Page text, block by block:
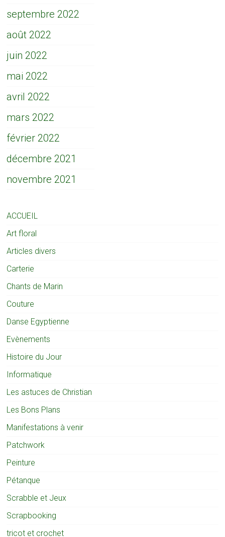
septembre 2022
août 2022
juin 2022
mai 2022
avril 2022
mars 2022
février 2022
décembre 2021
novembre 2021
ACCUEIL
Art floral
Articles divers
Carterie
Chants de Marin
Couture
Danse Egyptienne
Evènements
Histoire du Jour
Informatique
Les astuces de Christian
Les Bons Plans
Manifestations à venir
Patchwork
Peinture
Pétanque
Scrabble et Jeux
Scrapbooking
tricot et crochet